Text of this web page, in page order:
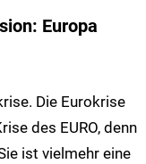
Europa
Die Eurokrise
des EURO, denn
ist vielmehr eine